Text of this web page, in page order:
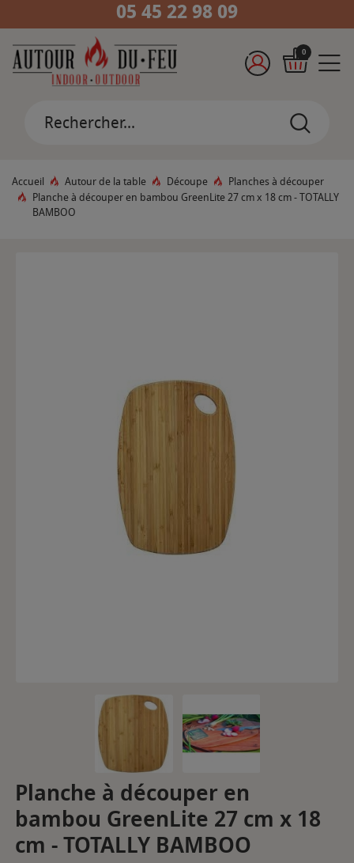
05 45 22 98 09
0
Accueil Autour de la table Découpe
Planches à découper
Planche à découper en bambou GreenLite 27 cm x 18 cm - TOTALLY
BAMBOO
Planche à découper en
bambou GreenLite 27 cm x 18
cm - TOTALLY BAMBOO